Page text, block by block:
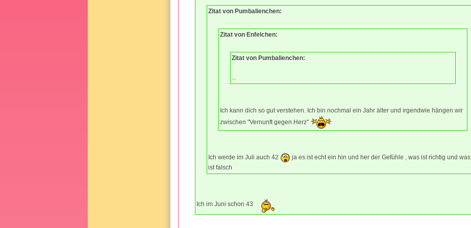
Zitat von Pumbalienchen:
Zitat von Enfelchen:
Zitat von Pumbalienchen:
Ich kann dich so gut verstehen. Ich bin nochmal ein Jahr älter und irgendwie hängen wir
zwischen "Vernunft gegen Herz"
Ich werde im Juli auch 42
ja es ist echt ein hin und her der Gefühle , was ist richtig und was
ist falsch
Ich im Juni schon 43